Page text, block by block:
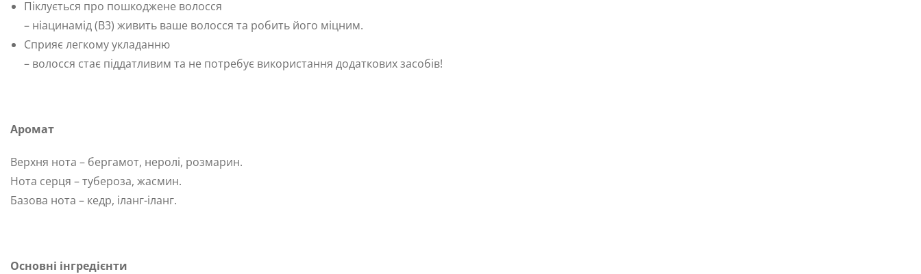
Піклується про пошкоджене волосся
– ніацинамід (B3) живить ваше волосся та робить його міцним.
Сприяє легкому укладанню
– волосся стає піддатливим та не потребує використання додаткових засобів!
Аромат
Верхня нота – бергамот, неролі, розмарин.
Нота серця – тубероза, жасмин.
Базова нота – кедр, іланг-іланг.
Основні інгредієнти